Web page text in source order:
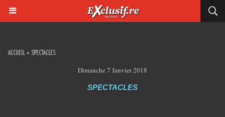
ACCUEIL > SPECTACLES
Dimanche 7 Janvier 2018
SPECTACLES